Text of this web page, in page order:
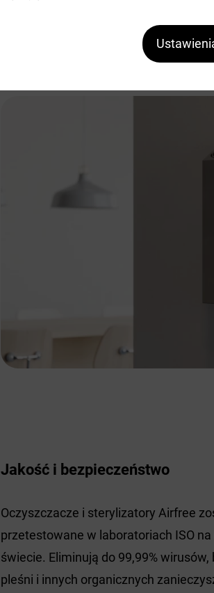
Jakość i bezpieczeństwo
Oczyszczacze i sterylizatory Airfree
przetestowane w laboratoriach ISO na
świecie. Eliminują do 99,99% wirusów,
pleśni i innych organicznych